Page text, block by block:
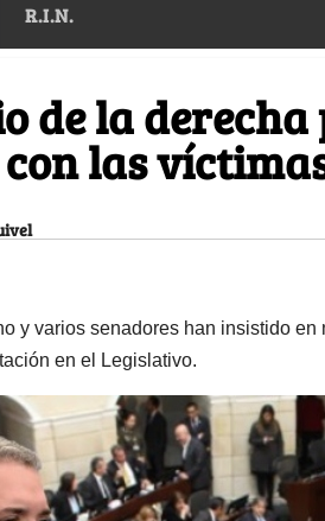
R.I.N.
de la
las
y varios senadores han insistido
en el Legislativo.